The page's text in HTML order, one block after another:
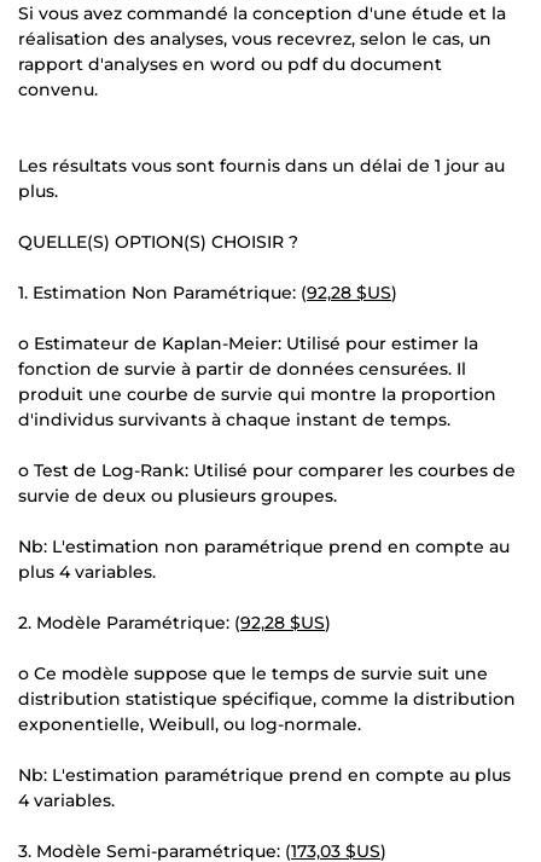
Si vous avez commandé la conception d'une étude et la
réalisation des analyses, vous recevrez, selon le cas, un
rapport d'analyses en word ou pdf du document
convenu.
Les résultats vous sont fournis dans un délai de 1 jour au
plus.
QUELLE(S) OPTION(S) CHOISIR ?
1. Estimation Non Paramétrique: (92,28 $US)
o Estimateur de Kaplan-Meier: Utilisé pour estimer la
fonction de survie à partir de données censurées. Il
produit une courbe de survie qui montre la proportion
d'individus survivants à chaque instant de temps.
o Test de Log-Rank: Utilisé pour comparer les courbes de
survie de deux ou plusieurs groupes.
Nb: L'estimation non paramétrique prend en compte au
plus 4 variables.
2. Modèle Paramétrique: (92,28 $US)
o Ce modèle suppose que le temps de survie suit une
distribution statistique spécifique, comme la distribution
exponentielle, Weibull, ou log-normale.
Nb: L'estimation paramétrique prend en compte au plus
4 variables.
3. Modèle Semi-paramétrique: (173,03 $US)